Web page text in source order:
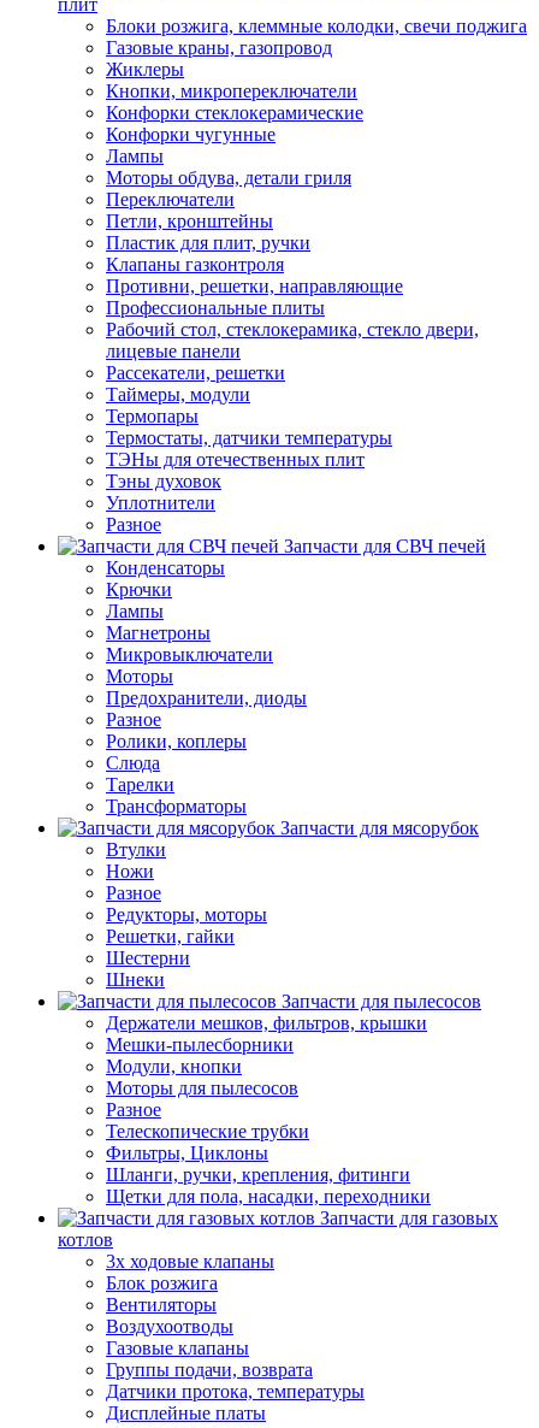
плит
Блоки розжига, клеммные колодки, свечи поджига
Газовые краны, газопровод
Жиклеры
Кнопки, микропереключатели
Конфорки стеклокерамические
Конфорки чугунные
Лампы
Моторы обдува, детали гриля
Переключатели
Петли, кронштейны
Пластик для плит, ручки
Клапаны газконтроля
Противни, решетки, направляющие
Профессиональные плиты
Рабочий стол, стеклокерамика, стекло двери,
лицевые панели
Рассекатели, решетки
Таймеры, модули
Термопары
Термостаты, датчики температуры
ТЭНы для отечественных плит
Тэны духовок
Уплотнители
Разное
Запчасти для СВЧ печей
Конденсаторы
Крючки
Лампы
Магнетроны
Микровыключатели
Моторы
Предохранители, диоды
Разное
Ролики, коплеры
Слюда
Тарелки
Трансформаторы
Запчасти для мясорубок
Втулки
Ножи
Разное
Редукторы, моторы
Решетки, гайки
Шестерни
Шнеки
Запчасти для пылесосов
Держатели мешков, фильтров, крышки
Мешки-пылесборники
Модули, кнопки
Моторы для пылесосов
Разное
Телескопические трубки
Фильтры, Циклоны
Шланги, ручки, крепления, фитинги
Щетки для пола, насадки, переходники
Запчасти для газовых
котлов
3х ходовые клапаны
Блок розжига
Вентиляторы
Воздухоотводы
Газовые клапаны
Группы подачи, возврата
Датчики протока, температуры
Дисплейные платы